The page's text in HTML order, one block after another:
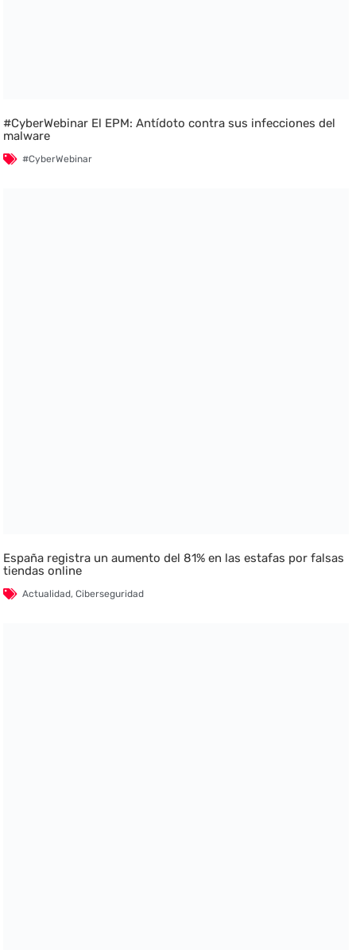
#CyberWebinar El EPM: Antídoto contra sus infecciones del
malware
#CyberWebinar
España registra un aumento del 81% en las estafas por falsas
tiendas online
Actualidad,Ciberseguridad